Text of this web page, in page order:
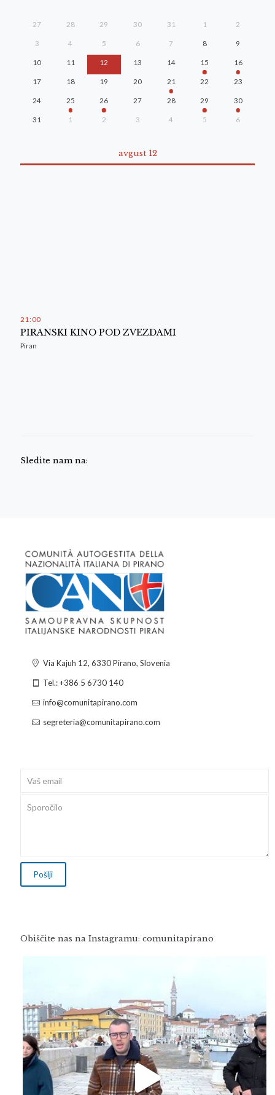
27 28 29 30 31 1 2
3 4 5 6 7 8 9
10 11 12 13 14 15 16
17 18 19 20 21 22 23
24 25 26 27 28 29 30
31 1 2 3 4 5 6
avgust 12
21 : 00
PIRANSKI KINO POD ZVEZDAMI
Piran
Sledite nam na:
Via Kajuh 12, 6330 Pirano, Slovenia
Tel.: +386 5 6730 140
info@comunitapirano.com
segreteria@comunitapirano.com
Obiščite nas na Instagramu: comunitapirano